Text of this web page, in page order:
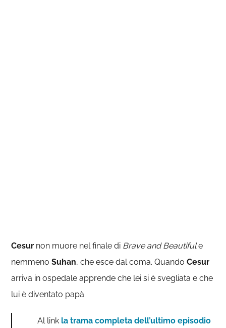
Cesur non muore nel finale di Brave and Beautifule
nemmenoSuhan, che esce dal coma. QuandoCesur
arriva in ospedale apprende che lei si è svegliata e che
lui è diventato papà.
Al link la trama completa dell’ultimo episodio